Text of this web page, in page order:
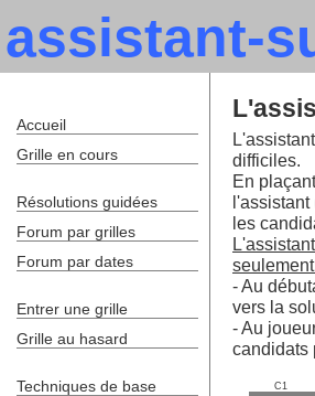
assistant-
difficiles.
En
l'assistant
les
- Au
vers la
- Au
candidats
C1
Accueil
Grille en cours
Résolutions guidées
Forum par grilles
Forum par dates
Entrer une grille
Grille au hasard
Techniques de base